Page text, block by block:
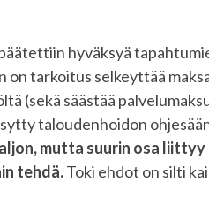
hyväksyä
on tarkoitus selkeyttää
(sekä säästää
taloudenhoidon
mutta suurin osa liittyy
tehdä.Toki ehdot on silti